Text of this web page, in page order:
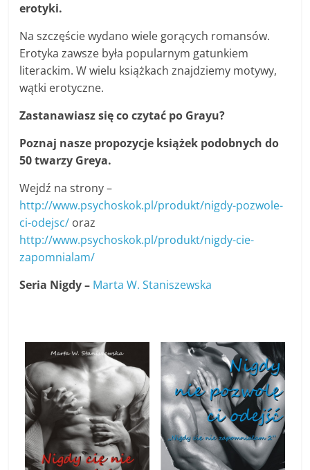
erotyki.
Na szczęście wydano wiele gorących romansów.
Erotyka zawsze była popularnym gatunkiem
literackim. W wielu książkach znajdziemy motywy,
wątki erotyczne.
Zastanawiasz się co czytać po Grayu?
Poznaj nasze propozycje książek podobnych do
50 twarzy Greya.
Wejdź na strony –
http://www.psychoskok.pl/produkt/nigdy-pozwole-
ci-odejsc/ oraz
http://www.psychoskok.pl/produkt/nigdy-cie-
zapomnialam/
Seria Nigdy – Marta W. Staniszewska